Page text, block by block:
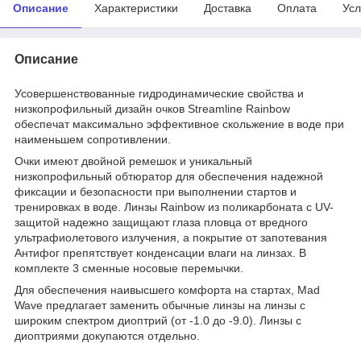
Описание Характеристики Доставка Оплата
Описание
Усовершенствованные гидродинамические свойства и
низкопрофильный дизайн очков Streamline Rainbow
обеспечат максимально эффективное скольжение в воде при
наименьшем сопротивлении.
Очки имеют двойной ремешок и уникальный
низкопрофильный обтюратор для обеспечения надежной
фиксации и безопасности при выполнении стартов и
тренировках в воде. Линзы Rainbow из поликарбоната с UV-
защитой надежно защищают глаза пловца от вредного
ультрафиолетового излучения, а покрытие от запотевания
Антифог препятствует конденсации влаги на линзах. В
комплекте 3 сменные носовые перемычки.
Для обеспечения наивысшего комфорта на стартах, Mad
Wave предлагает заменить обычные линзы на линзы с
широким спектром диоптрий (от -1.0 до -9.0). Линзы с
диоптриями докупаются отдельно.